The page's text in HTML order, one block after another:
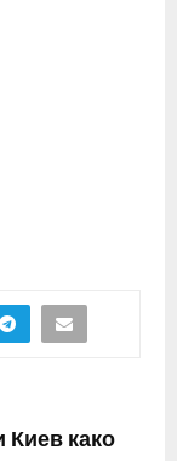
како